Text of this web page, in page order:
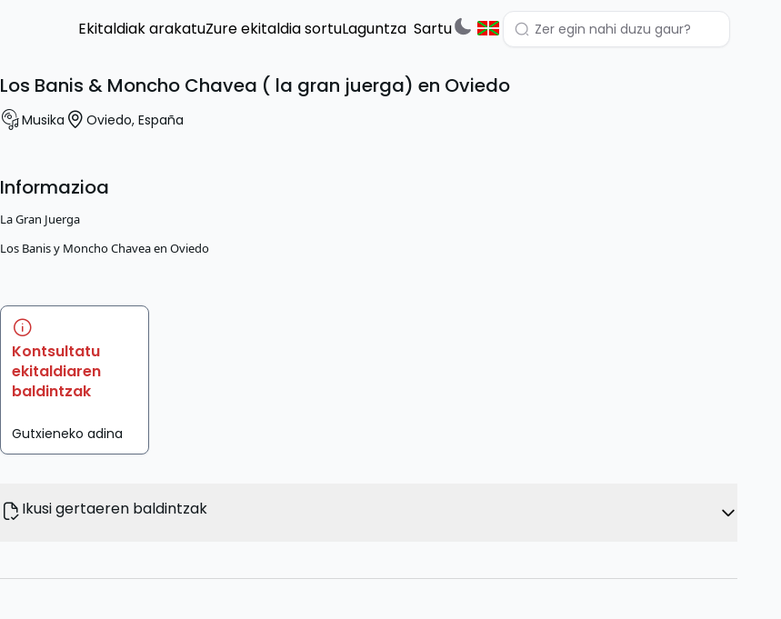
Ekitaldiak arakatuZure ekitaldia sortuLaguntza Sartu
Los Banis & Moncho Chavea ( la gran juerga) en Oviedo
Musika Oviedo, España
Informazioa
La Gran Juerga
Los Banis y Moncho Chavea en Oviedo
Kontsultatu
ekitaldiaren
baldintzak
Gutxieneko adina
Ikusi gertaeren baldintzak